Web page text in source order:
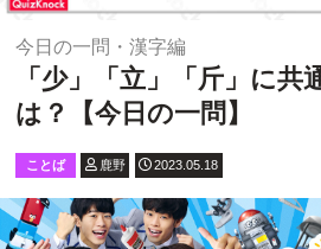
今日の一問・漢字編
「少」「立」「斤」に共
は？【今日の一問】
ことば 鹿野 2023.05.18